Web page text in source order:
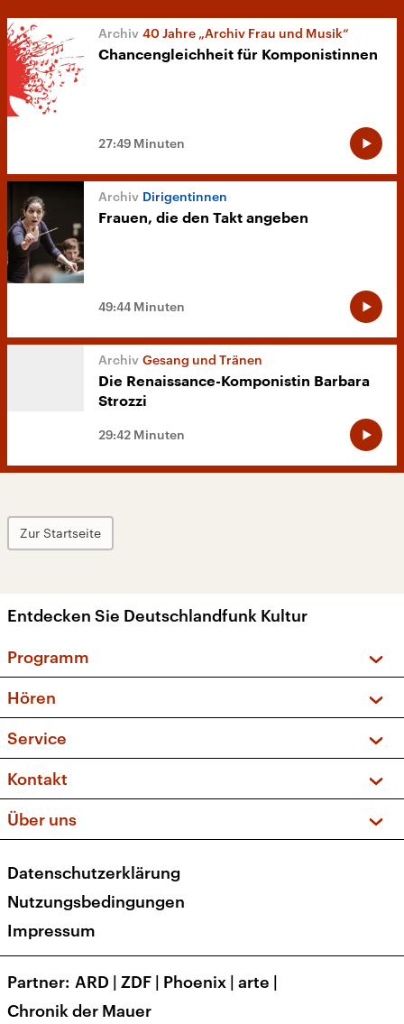
40 Jahre „Archiv Frau und Musik“
Chancengleichheit für Komponistinnen
27:49 Minuten
Dirigentinnen
Frauen, die den Takt angeben
49:44 Minuten
Gesang und Tränen
Die Renaissance-Komponistin Barbara
Strozzi
29:42 Minuten
Zur Startseite
Entdecken Sie Deutschlandfunk Kultur
Programm
Sendungen und Podcasts
Musikliste
Kakadu – Das Kinderprogramm
Hören
Frequenzen (UKW + DAB+)
Service
FAQ
Apps
Newsletter
Veranstaltungen
Kontakt
Social Media
Über uns
Presse
Karriere
Transparenz
Datenschutzerklärung
Nutzungsbedingungen
Impressum
Partner ARD | ZDF | Phoenix | arte |
Chronik der Mauer